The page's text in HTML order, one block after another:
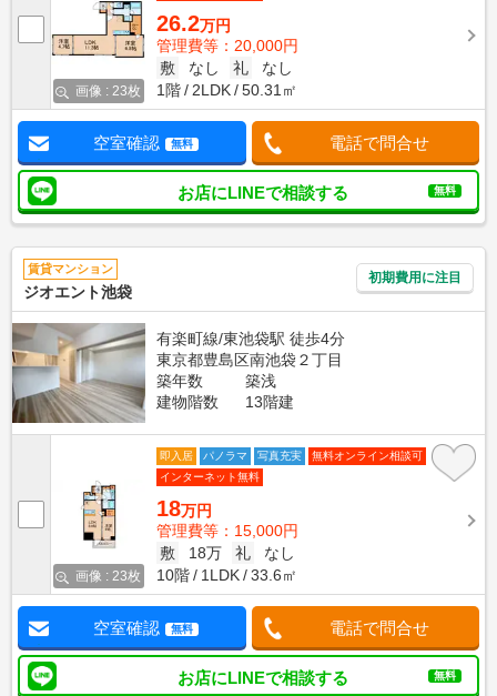
画像 : 23枚
26.2万円
管理費等：20,000円
敷
なし 礼
なし
1階
2LDK 50.31㎡
空室確認 無料 電話で問合せ
お店にLINEで相談する 無料
賃貸マンション
ジオエント池袋
初期費用に注目
有楽町線/東池袋駅 徒歩4分
東京都豊島区南池袋２丁目
築年数
築浅
建物階数
13階建
画像 : 23枚
即入居 パノラマ 写真充実
無料オンライン相談可
インターネット無料
18万円
管理費等：15,000円
敷
18万 礼
なし
10階
1LDK 33.6㎡
空室確認 無料 電話で問合せ
お店にLINEで相談する 無料